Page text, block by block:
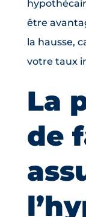
être
la hausse,
votre taux
La
de